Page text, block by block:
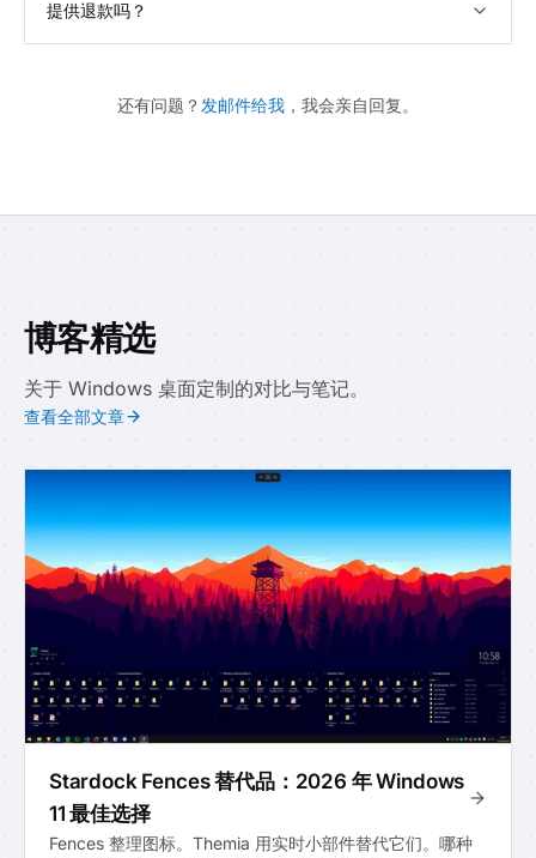
提供退款吗？
还有问题？ 发邮件给我 ，我会亲自回复。
博客精选
关于 Windows 桌面定制的对比与笔记。
查看全部文章
Stardock Fences 替代品：2026 年 Windows
11 最佳选择
Fences 整理图标。Themia 用实时小部件替代它们。哪种